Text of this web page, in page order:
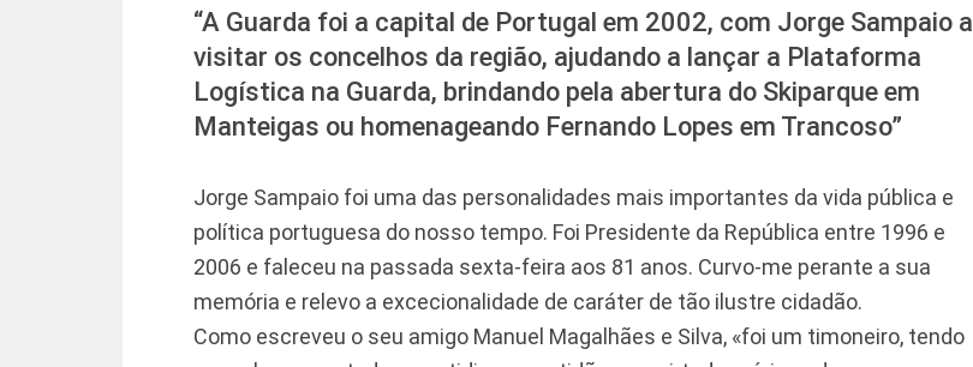
“A Guarda foi a capital de Portugal em 2002, com Jorge Sampaio a
visitar os concelhos da região, ajudando a lançar a Plataforma
Logística na Guarda, brindando pela abertura do Skiparque em
Manteigas ou homenageando Fernando Lopes em Trancoso”
Jorge Sampaio foi uma das personalidades mais importantes da vida pública e
política portuguesa do nosso tempo. Foi Presidente da República entre 1996 e
2006 e faleceu na passada sexta-feira aos 81 anos. Curvo-me perante a sua
memória e relevo a excecionalidade de caráter de tão ilustre cidadão.
Como escreveu o seu amigo Manuel Magalhães e Silva, «foi um timoneiro, tendo